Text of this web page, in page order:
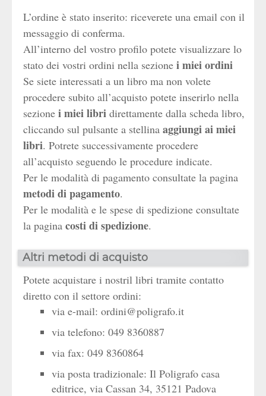
L’ordine è stato inserito: riceverete una email con il
messaggio di conferma.
All’interno del vostro profilo potete visualizzare lo
stato dei vostri ordini nella sezione i miei ordini
Se siete interessati a un libro ma non volete
procedere subito all’acquisto potete inserirlo nella
sezione i miei libri direttamente dalla scheda libro,
cliccando sul pulsante a stellina aggiungi ai miei
libri. Potrete successivamente procedere
all’acquisto seguendo le procedure indicate.
Per le modalità di pagamento consultate la pagina
metodi di pagamento.
Per le modalità e le spese di spedizione consultate
la pagina costi di spedizione.
Altri metodi di acquisto
Potete acquistare i nostril libri tramite contatto
diretto con il settore ordini:
via e-mail: ordini@poligrafo.it
via telefono: 049 8360887
via fax: 049 8360864
via posta tradizionale: Il Poligrafo casa
editrice, via Cassan 34, 35121 Padova